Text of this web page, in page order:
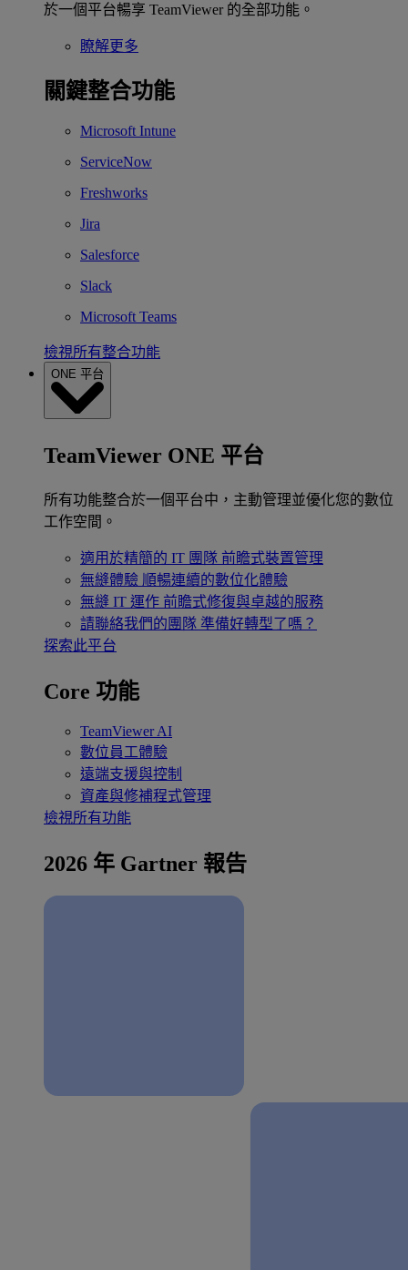
於一個平台暢享 TeamViewer 的全部功能。
瞭解更多
關鍵整合功能
Microsoft Intune
ServiceNow
Freshworks
Jira
Salesforce
Slack
Microsoft Teams
檢視所有整合功能
ONE 平台
TeamViewer ONE 平台
所有功能整合於一個平台中，主動管理並優化您的數位
工作空間。
適用於精簡的 IT 團隊 前瞻式裝置管理
無縫體驗 順暢連續的數位化體驗
無縫 IT 運作 前瞻式修復與卓越的服務
請聯絡我們的團隊 準備好轉型了嗎？
探索此平台
Core 功能
TeamViewer AI
數位員工體驗
遠端支援與控制
資產與修補程式管理
檢視所有功能
2026 年 Gartner 報告